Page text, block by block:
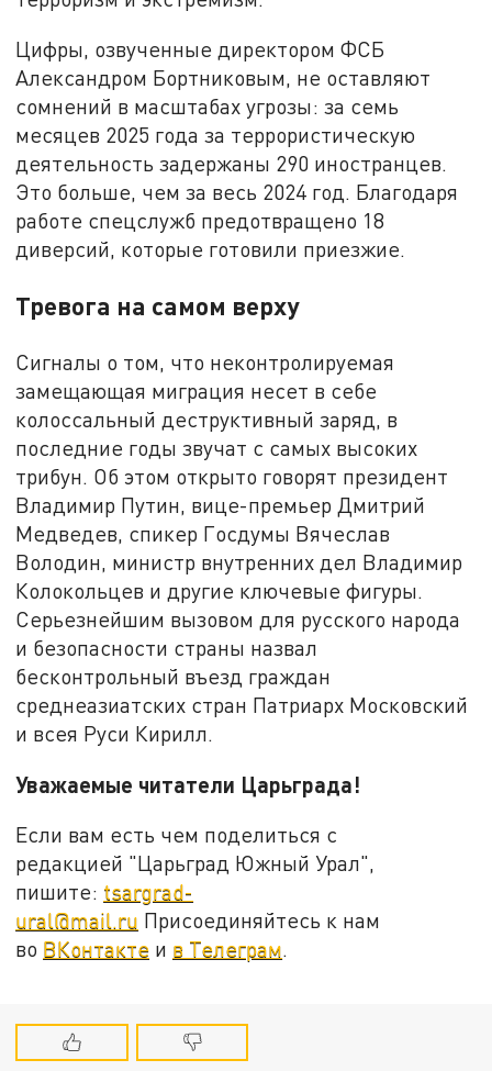
Цифры, озвученные директором ФСБ
Александром Бортниковым, не оставляют
сомнений в масштабах угрозы: за семь
месяцев 2025 года за террористическую
деятельность задержаны 290 иностранцев.
Это больше, чем за весь 2024 год. Благодаря
работе спецслужб предотвращено 18
диверсий, которые готовили приезжие.
Тревога на самом верху
Сигналы о том, что неконтролируемая
замещающая миграция несет в себе
колоссальный деструктивный заряд, в
последние годы звучат с самых высоких
трибун. Об этом открыто говорят президент
Владимир Путин, вице-премьер Дмитрий
Медведев, спикер Госдумы Вячеслав
Володин, министр внутренних дел Владимир
Колокольцев и другие ключевые фигуры.
Серьезнейшим вызовом для русского народа
и безопасности страны назвал
бесконтрольный въезд граждан
среднеазиатских стран Патриарх Московский
и всея Руси Кирилл.
Уважаемые читатели Царьграда!
Если вам есть чем поделиться с
редакцией "Царьград Южный Урал",
пишите: tsargrad-
ural@mail.ru Присоединяйтесь к нам
во ВКонтакте и в Телеграм.